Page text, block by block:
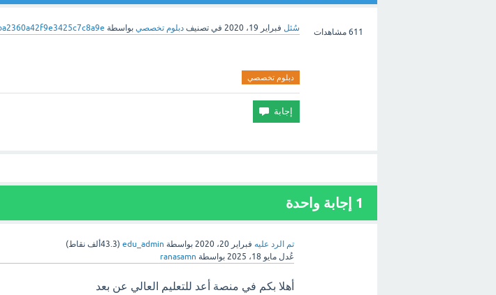
611 مشاهدات سُئل فبراير 19، 2020 في تصنيف دبلوم تخصصي بواسطة
دبلوم تخصصي
1 إجابة واحدة
تم الرد عليه فبراير 20، 2020 بواسطة edu_admin
(43.3ألف
نقاط)
عُدل مايو 18، 2025 بواسطة ranasamn
أهلا بكم في منصة أعد للتعليم العالي عن بعد